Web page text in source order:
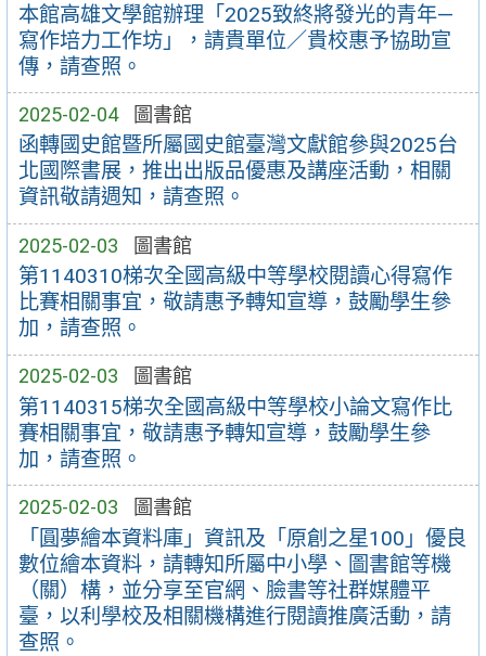
本館高雄文學館辦理「2025致終將發光的青年—
寫作培力工作坊」，請貴單位／貴校惠予協助宣
傳，請查照。
2025-02-04 圖書館
函轉國史館暨所屬國史館臺灣文獻館參與2025台
北國際書展，推出出版品優惠及講座活動，相關
資訊敬請週知，請查照。
2025-02-03 圖書館
第1140310梯次全國高級中等學校閱讀心得寫作
比賽相關事宜，敬請惠予轉知宣導，鼓勵學生參
加，請查照。
2025-02-03 圖書館
第1140315梯次全國高級中等學校小論文寫作比
賽相關事宜，敬請惠予轉知宣導，鼓勵學生參
加，請查照。
2025-02-03 圖書館
「圓夢繪本資料庫」資訊及「原創之星100」優良
數位繪本資料，請轉知所屬中小學、圖書館等機
（關）構，並分享至官網、臉書等社群媒體平
臺，以利學校及相關機構進行閱讀推廣活動，請
查照。